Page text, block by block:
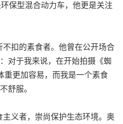
保型混合动力车，他更是关注
不扣的素食者。他曾在公开场合
对于我来说，在开始拍摄《蜘
重更加容易，而我是一个素食
舒服。
主义者，崇尚保护生态环境。奥